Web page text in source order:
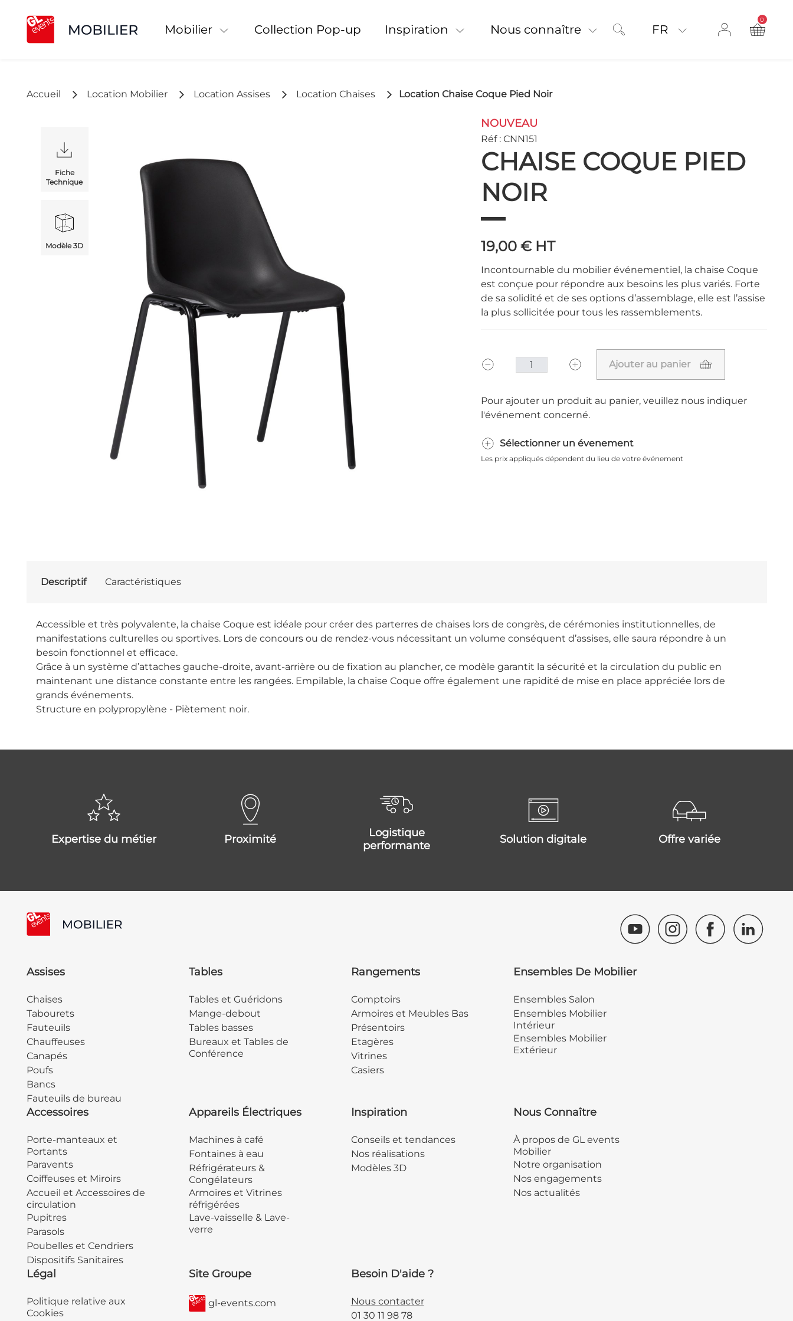
Mobilier Collection Pop-up Inspiration Nous connaître FR
0
product
Accueil Location Mobilier Location Assises Location Chaises Location Chaise Coque Pied Noir
Fiche
Technique
Modèle 3D
NOUVEAU
Réf : CNN151
CHAISE COQUE PIED
NOIR
19,00 € HT
Incontournable du mobilier événementiel, la chaise Coque
est conçue pour répondre aux besoins les plus variés. Forte
de sa solidité et de ses options d’assemblage, elle est l’assise
la plus sollicitée pour tous les rassemblements.
Ajouter au panier
Pour ajouter un produit au panier, veuillez nous indiquer
l'événement concerné.
Sélectionner un évenement
Les prix appliqués dépendent du lieu de votre événement
Descriptif Caractéristiques
Accessible et très polyvalente, la chaise Coque est idéale pour créer des parterres de chaises lors de congrès, de cérémonies institutionnelles, de
manifestations culturelles ou sportives. Lors de concours ou de rendez-vous nécessitant un volume conséquent d’assises, elle saura répondre à un
besoin fonctionnel et efficace.
Grâce à un système d’attaches gauche-droite, avant-arrière ou de fixation au plancher, ce modèle garantit la sécurité et la circulation du public en
maintenant une distance constante entre les rangées. Empilable, la chaise Coque offre également une rapidité de mise en place appréciée lors de
grands événements.
Structure en polypropylène - Piètement noir.
expertise du métier proximité
logistique
performante
solution digitale offre variée
Assises
Chaises
Tabourets
Fauteuils
Chauffeuses
Canapés
Poufs
Bancs
Fauteuils de bureau
Tables
Tables et Guéridons
Mange-debout
Tables basses
Bureaux et Tables de
Conférence
Rangements
Comptoirs
Armoires et Meubles Bas
Présentoirs
Etagères
Vitrines
Casiers
Ensembles De Mobilier
Ensembles Salon
Ensembles Mobilier
Intérieur
Ensembles Mobilier
Extérieur
Accessoires
Porte-manteaux et
Portants
Paravents
Coiffeuses et Miroirs
Accueil et Accessoires de
circulation
Pupitres
Parasols
Poubelles et Cendriers
Dispositifs Sanitaires
Appareils Électriques
Machines à café
Fontaines à eau
Réfrigérateurs &
Congélateurs
Armoires et Vitrines
réfrigérées
Lave-vaisselle & Lave-
verre
Inspiration
Conseils et tendances
Nos réalisations
Modèles 3D
Nous Connaître
À propos de GL events
Mobilier
Notre organisation
Nos engagements
Nos actualités
Légal
Politique relative aux
Cookies
Site Groupe
gl-events.com
Besoin D'aide ?
Nous contacter
01 30 11 98 78